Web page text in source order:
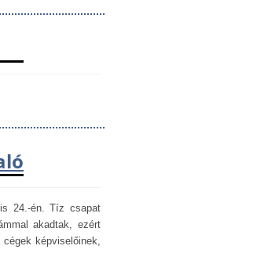
24.-én. Tíz csapat
akadtak, ezért
képviselőinek,